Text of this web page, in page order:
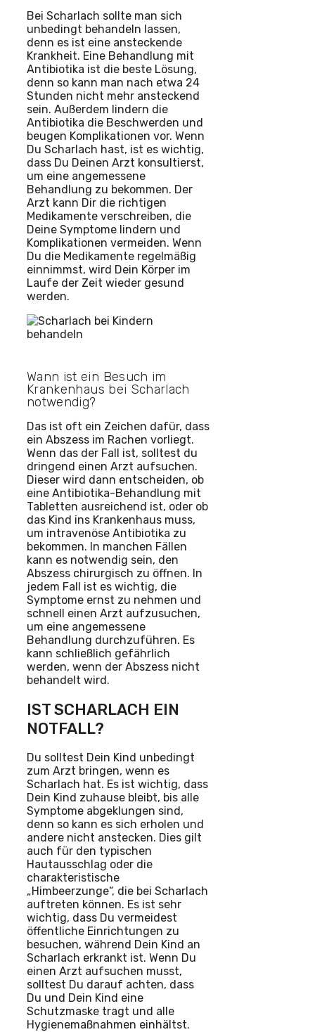
Bei Scharlach sollte man sich
unbedingt behandeln lassen,
denn es ist eine ansteckende
Krankheit. Eine Behandlung mit
Antibiotika ist die beste Lösung,
denn so kann man nach etwa 24
Stunden nicht mehr ansteckend
sein. Außerdem lindern die
Antibiotika die Beschwerden und
beugen Komplikationen vor. Wenn
Du Scharlach hast, ist es wichtig,
dass Du Deinen Arzt konsultierst,
um eine angemessene
Behandlung zu bekommen. Der
Arzt kann Dir die richtigen
Medikamente verschreiben, die
Deine Symptome lindern und
Komplikationen vermeiden. Wenn
Du die Medikamente regelmäßig
einnimmst, wird Dein Körper im
Laufe der Zeit wieder gesund
werden.
Wann ist ein Besuch im
Krankenhaus bei Scharlach
notwendig?
Das ist oft ein Zeichen dafür, dass
ein Abszess im Rachen vorliegt.
Wenn das der Fall ist, solltest du
dringend einen Arzt aufsuchen.
Dieser wird dann entscheiden, ob
eine Antibiotika-Behandlung mit
Tabletten ausreichend ist, oder ob
das Kind ins Krankenhaus muss,
um intravenöse Antibiotika zu
bekommen. In manchen Fällen
kann es notwendig sein, den
Abszess chirurgisch zu öffnen. In
jedem Fall ist es wichtig, die
Symptome ernst zu nehmen und
schnell einen Arzt aufzusuchen,
um eine angemessene
Behandlung durchzuführen. Es
kann schließlich gefährlich
werden, wenn der Abszess nicht
behandelt wird.
IST SCHARLACH EIN
NOTFALL?
Du solltest Dein Kind unbedingt
zum Arzt bringen, wenn es
Scharlach hat. Es ist wichtig, dass
Dein Kind zuhause bleibt, bis alle
Symptome abgeklungen sind,
denn so kann es sich erholen und
andere nicht anstecken. Dies gilt
auch für den typischen
Hautausschlag oder die
charakteristische
„Himbeerzunge“, die bei Scharlach
auftreten können. Es ist sehr
wichtig, dass Du vermeidest
öffentliche Einrichtungen zu
besuchen, während Dein Kind an
Scharlach erkrankt ist. Wenn Du
einen Arzt aufsuchen musst,
solltest Du darauf achten, dass
Du und Dein Kind eine
Schutzmaske tragt und alle
Hygienemaßnahmen einhältst.